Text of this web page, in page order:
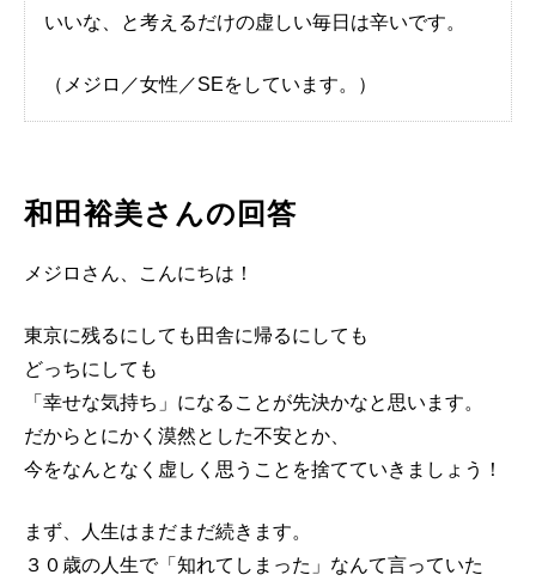
いいな、と考えるだけの虚しい毎日は辛いです。
（メジロ／女性／SEをしています。）
和田裕美さんの回答
メジロさん、こんにちは！
東京に残るにしても田舎に帰るにしても
どっちにしても
「幸せな気持ち」になることが先決かなと思います。
だからとにかく漠然とした不安とか、
今をなんとなく虚しく思うことを捨てていきましょう！
まず、人生はまだまだ続きます。
３０歳の人生で「知れてしまった」なんて言っていた